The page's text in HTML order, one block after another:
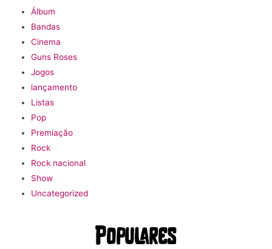
Álbum
Bandas
Cinema
Guns Roses
Jogos
lançamento
Listas
Pop
Premiação
Rock
Rock nacional
Show
Uncategorized
Populares